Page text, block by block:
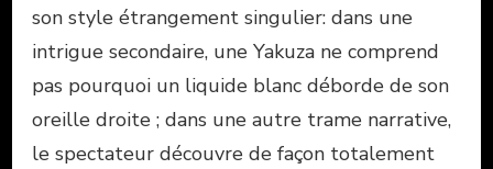
son style étrangement singulier: dans une
intrigue secondaire, une Yakuza ne comprend
pas pourquoi un liquide blanc déborde de son
oreille droite ; dans une autre trame narrative,
le spectateur découvre de façon totalement